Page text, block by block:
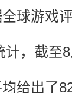
球游戏
计，截至
给出了